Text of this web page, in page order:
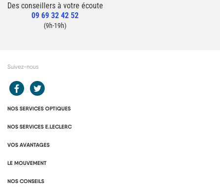
Redirection vers la page Contact du site
Des conseillers à votre écoute
09 69 32 42 52
Contacter un conseiller
(9h-19h)
Suivez-nous
Redirection vers le compte Facebook E.Leclerc
NOS SERVICES OPTIQUES
NOS SERVICES E.LECLERC
VOS AVANTAGES
LE MOUVEMENT
NOS CONSEILS